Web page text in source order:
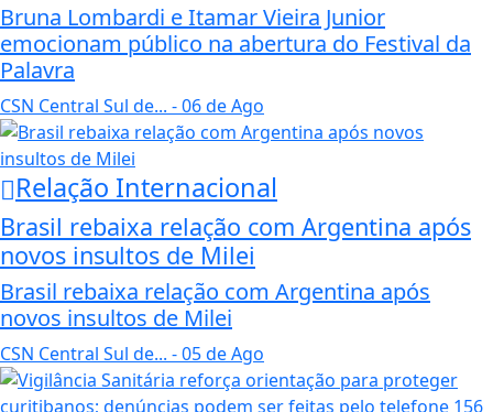
Bruna Lombardi e Itamar Vieira Junior
emocionam público na abertura do Festival da
Palavra
CSN Central Sul de... - 06 de Ago
Relação Internacional
Brasil rebaixa relação com Argentina após
novos insultos de Milei
Brasil rebaixa relação com Argentina após
novos insultos de Milei
CSN Central Sul de... - 05 de Ago